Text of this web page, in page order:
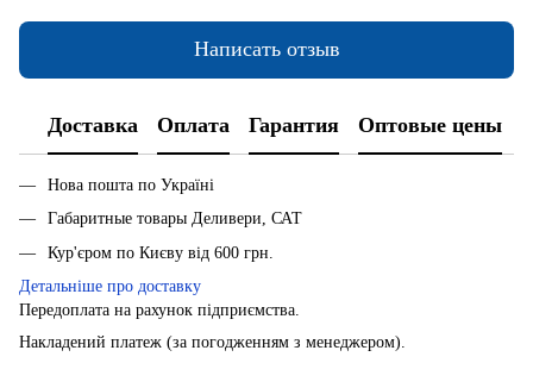
Написать отзыв
Доставка Оплата Гарантия Оптовые цены
Нова пошта по Україні
Габаритные товары Деливери, САТ
Кур'єром по Києву від 600 грн.
Детальніше про доставку
Передоплата на рахунок підприємства.
Накладений платеж (за погодженням з менеджером).